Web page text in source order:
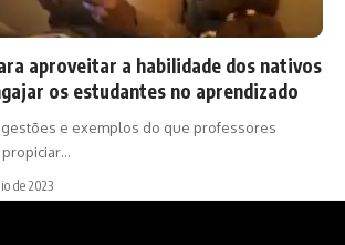
aproveitar a habilidade dos nativos
os estudantes no aprendizado
e exemplos do que professores
de 2023